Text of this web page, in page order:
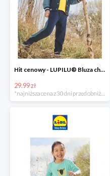
Hit cenowy - LUPILU® Bluza chłopięca w stylu college
29.99 zł
*najniższa cena z 30 dni przed obniżką